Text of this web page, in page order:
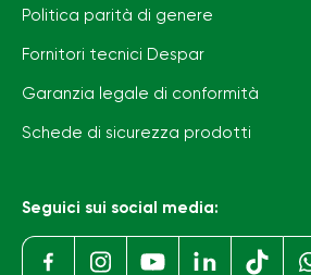
Politica parità di genere
Fornitori tecnici Despar
Garanzia legale di conformità
Schede di sicurezza prodotti
Seguici sui social media: